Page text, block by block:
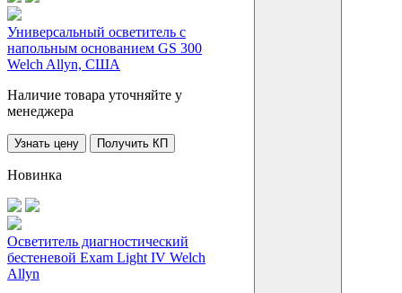
Универсальный осветитель с
напольным основанием GS 300
Welch Allyn, США
Наличие товара уточняйте у
менеджера
Узнать цену Получить КП
Новинка
Осветитель диагностический
бестеневой Exam Light IV Welch
Allyn